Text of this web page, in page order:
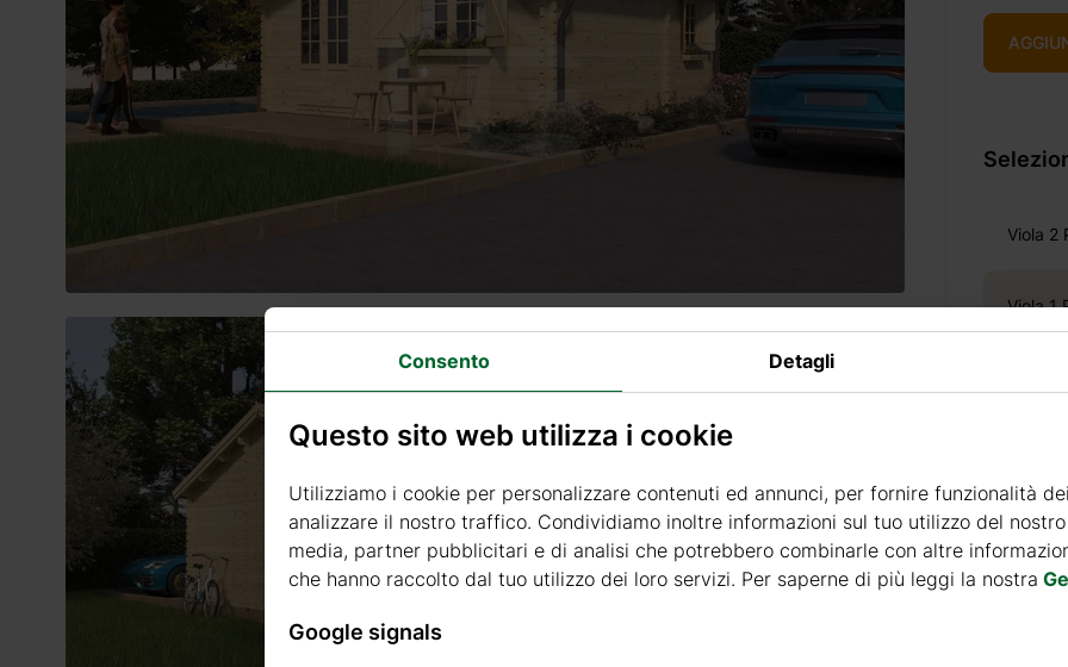
Viola 2
Viola 1
Prezzo
Consegna
Prezzo di
Consento Detagli
Questo sito web utilizza i cookie
Utilizziamo i cookie per personalizzare contenuti ed annunci, per fornire funzionalità
analizzare il nostro traffico. Condividiamo inoltre informazioni sul tuo utilizzo del
media, partner pubblicitari e di analisi che potrebbero combinarle con altre
che hanno raccolto dal tuo utilizzo dei loro servizi. Per saperne di più leggi la nostra
Google signals